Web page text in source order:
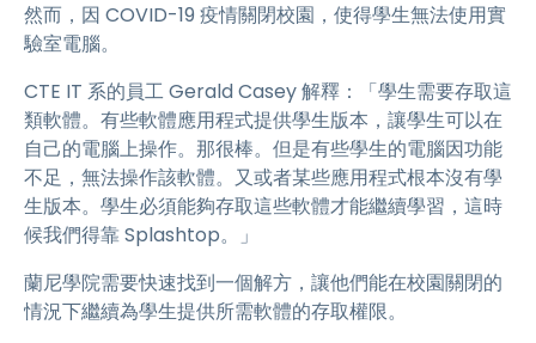
然而，因 COVID-19 疫情關閉校園，使得學生無法使用實
驗室電腦。
CTE IT 系的員工 Gerald Casey 解釋：「學生需要存取這
類軟體。有些軟體應用程式提供學生版本，讓學生可以在
自己的電腦上操作。那很棒。但是有些學生的電腦因功能
不足，無法操作該軟體。又或者某些應用程式根本沒有學
生版本。學生必須能夠存取這些軟體才能繼續學習，這時
候我們得靠 Splashtop。」
蘭尼學院需要快速找到一個解方，讓他們能在校園關閉的
情況下繼續為學生提供所需軟體的存取權限。